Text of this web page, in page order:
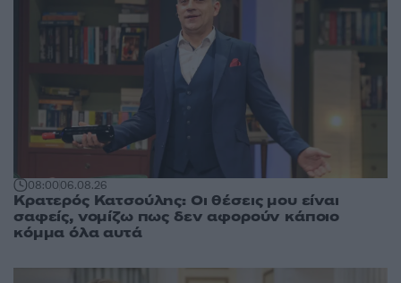
08:0006.08.26
Κρατερός Κατσούλης: Οι θέσεις μου είναι
σαφείς, νομίζω πως δεν αφορούν κάποιο
κόμμα όλα αυτά